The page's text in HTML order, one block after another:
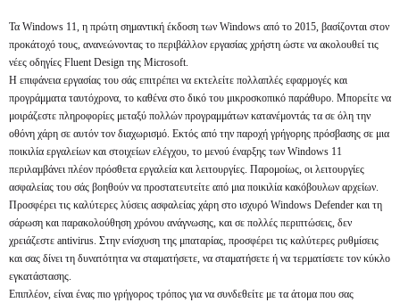
Τα Windows 11, η πρώτη σημαντική έκδοση των Windows από το 2015, βασίζονται στον
προκάτοχό τους, ανανεώνοντας το περιβάλλον εργασίας χρήστη ώστε να ακολουθεί τις
νέες οδηγίες Fluent Design της Microsoft.
Η επιφάνεια εργασίας του σάς επιτρέπει να εκτελείτε πολλαπλές εφαρμογές και
προγράμματα ταυτόχρονα, το καθένα στο δικό του μικροσκοπικό παράθυρο. Μπορείτε να
μοιράζεστε πληροφορίες μεταξύ πολλών προγραμμάτων κατανέμοντάς τα σε όλη την
οθόνη χάρη σε αυτόν τον διαχωρισμό. Εκτός από την παροχή γρήγορης πρόσβασης σε μια
ποικιλία εργαλείων και στοιχείων ελέγχου, το μενού έναρξης των Windows 11
περιλαμβάνει πλέον πρόσθετα εργαλεία και λειτουργίες. Παρομοίως, οι λειτουργίες
ασφαλείας του σάς βοηθούν να προστατευτείτε από μια ποικιλία κακόβουλων αρχείων.
Προσφέρει τις καλύτερες λύσεις ασφαλείας χάρη στο ισχυρό Windows Defender και τη
σάρωση και παρακολούθηση χρόνου ανάγνωσης, και σε πολλές περιπτώσεις, δεν
χρειάζεστε antivirus. Στην ενίσχυση της μπαταρίας, προσφέρει τις καλύτερες ρυθμίσεις
και σας δίνει τη δυνατότητα να σταματήσετε, να σταματήσετε ή να τερματίσετε τον κύκλο
εγκατάστασης.
Επιπλέον, είναι ένας πιο γρήγορος τρόπος για να συνδεθείτε με τα άτομα που σας